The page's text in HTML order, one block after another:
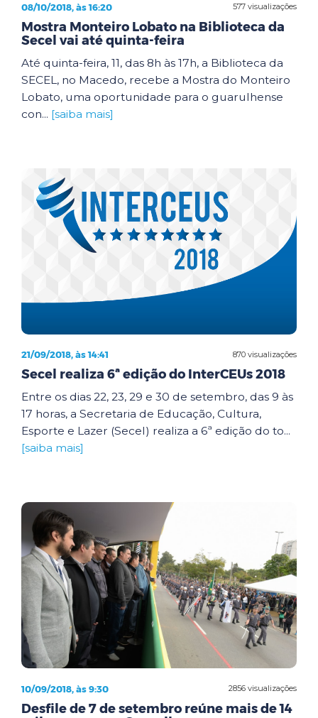
577 visualizações
08/10/2018, às 16:20
Mostra Monteiro Lobato na Biblioteca da
Secel vai até quinta-feira
Até quinta-feira, 11, das 8h às 17h, a Biblioteca da
SECEL, no Macedo, recebe a Mostra do Monteiro
Lobato, uma oportunidade para o guarulhense
con... [saiba mais]
870 visualizações
21/09/2018, às 14:41
Secel realiza 6ª edição do InterCEUs 2018
Entre os dias 22, 23, 29 e 30 de setembro, das 9 às
17 horas, a Secretaria de Educação, Cultura,
Esporte e Lazer (Secel) realiza a 6ª edição do to...
[saiba mais]
2856 visualizações
10/09/2018, às 9:30
Desfile de 7 de setembro reúne mais de 14